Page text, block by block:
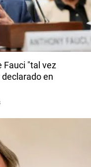
Fauci "tal vez
en